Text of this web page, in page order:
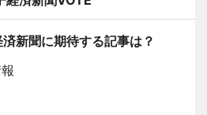
済新聞に期待する記事は？